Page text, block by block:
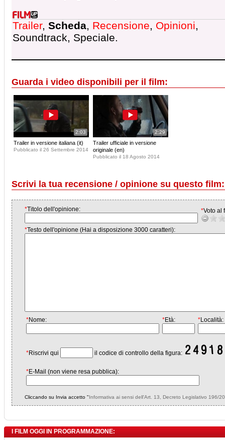
Trailer, Scheda, Recensione, Opinioni,
Soundtrack, Speciale.
Guarda i video disponibili per il film:
2:03
Trailer in versione italiana (it)
Pubblicato il 26 Settembre 2014
2:29
Trailer ufficiale in versione
originale (en)
Pubblicato il 18 Agosto 2014
Scrivi la tua recensione / opinione su questo
*Titolo dell'opinione: *Voto al
*Testo dell'opinione (Hai a disposizione 3000 caratteri):
*Nome: *Età: *Località:
*Riscrivi qui il codice di controllo della figura:
*E-Mail (non viene resa pubblica):
Cliccando su Invia accetto "Informativa ai sensi dell'Art. 13, Decreto Legislativo 196/
I FILM OGGI IN PROGRAMMAZIONE: